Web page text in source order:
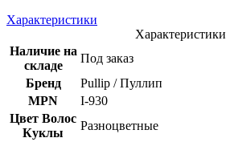
Характеристики
Характеристики
Наличие на
складе
Под заказ
Бренд
Pullip / Пуллип
MPN
I-930
Цвет Волос
Куклы
Разноцветные